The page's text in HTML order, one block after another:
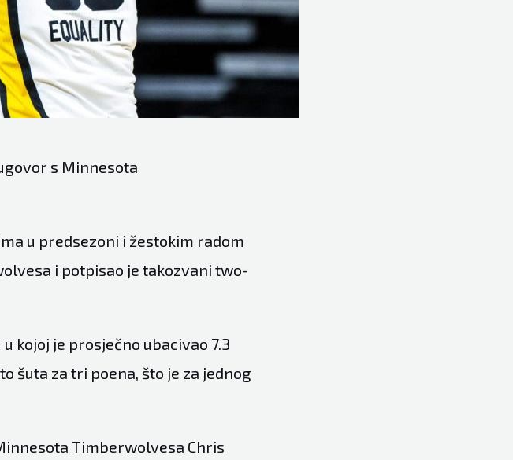
s Minnesota
u predsezoni i žestokim radom
i potpisao je takozvani two-
kojoj je prosječno ubacivao 7.3
šuta za tri poena, što je za jednog
Timberwolvesa Chris